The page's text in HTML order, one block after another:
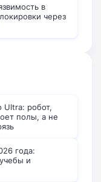
в
через
Ultra: робот,
полы, а не
года:
и